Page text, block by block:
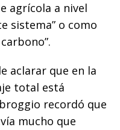
agrícola a nivel
sistema” o como
aclarar que en la
total está
recordó que
mucho que